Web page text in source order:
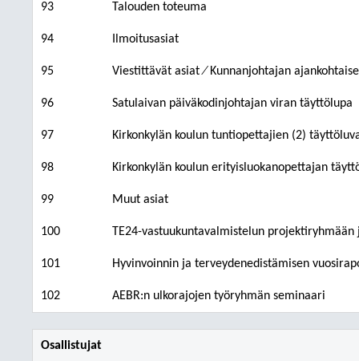
93 Talouden toteuma
94 Ilmoitusasiat
95 Viestittävät asiat ⁄ Kunnanjohtajan
96 Satulaivan päiväkodinjohtajan viran täyttölupa
97 Kirkonkylän koulun tuntiopettajien (2)
98 Kirkonkylän koulun erityisluokanopettajan
99 Muut asiat
100 TE24-vastuukuntavalmistelun
101 Hyvinvoinnin ja terveydenedistämisen
102 AEBR:n ulkorajojen työryhmän seminaari
Osallistujat